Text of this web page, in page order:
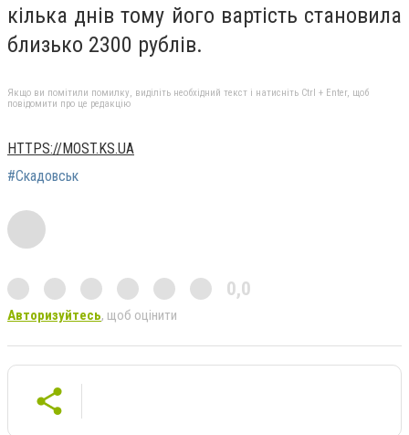
кілька днів тому його вартість становила
близько 2300 рублів.
Якщо ви помітили помилку, виділіть необхідний текст і натисніть Ctrl + Enter, щоб
повідомити про це редакцію
HTTPS://MOST.KS.UA
#Скадовськ
0,0
Авторизуйтесь, щоб оцінити